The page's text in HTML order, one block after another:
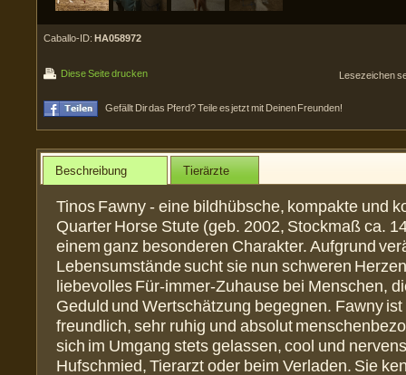
Caballo-ID: HA058972
Diese Seite drucken Lesezeichen
Gefällt Dir das Pferd? Teile es jetzt mit Deinen Freunden!
Beschreibung Tierärzte
Tinos Fawny - eine bildhübsche, kompakte und
Quarter Horse Stute (geb. 2002, Stockmaß ca.
einem ganz besonderen Charakter. Aufgrund
Lebensumstände sucht sie nun schweren
liebevolles Für-immer-Zuhause bei Menschen,
Geduld und Wertschätzung begegnen. Fawny
freundlich, sehr ruhig und absolut
sich im Umgang stets gelassen, cool und
Hufschmied, Tierarzt oder beim Verladen. Sie